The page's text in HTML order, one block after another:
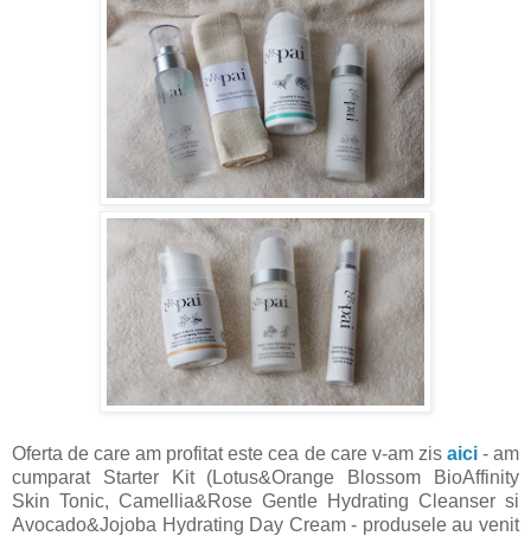
Oferta de care am profitat este cea de care v-am zis aici- am
cumparat Starter Kit (Lotus&Orange Blossom BioAffinity
Skin Tonic, Camellia&Rose Gentle Hydrating Cleanser si
Avocado&Jojoba Hydrating Day Cream - produsele au venit